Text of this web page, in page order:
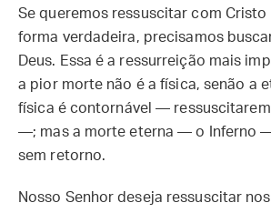
Se queremos ressuscitar com Cristo
forma verdadeira, precisamos
Deus. Essa é a ressurreição mais
a pior morte não é a física, senão a
física é contornável —
—; mas a morte eterna — o Inferno
sem retorno.
Nosso Senhor deseja ressuscitar